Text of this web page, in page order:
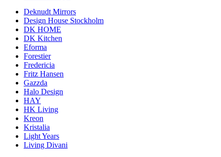
Deknudt Mirrors
Design House Stockholm
DK HOME
DK Kitchen
Eforma
Forestier
Fredericia
Fritz Hansen
Gazzda
Halo Design
HAY
HK Living
Kreon
Kristalia
Light Years
Living Divani